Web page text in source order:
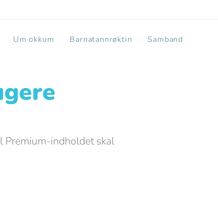
Um okkum Barnatannrøktin Samband
Premium-indholdet skal